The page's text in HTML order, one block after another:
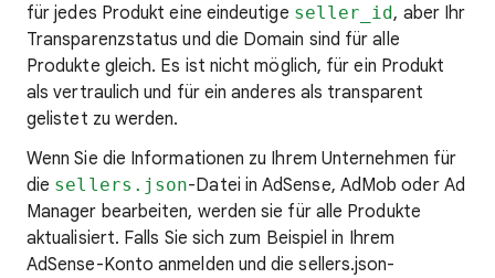
für jedes Produkt eine eindeutige seller_id, aber Ihr
Transparenzstatus und die Domain sind für alle
Produkte gleich. Es ist nicht möglich, für ein Produkt
als vertraulich und für ein anderes als transparent
gelistet zu werden.
Wenn Sie die Informationen zu Ihrem Unternehmen für
die sellers.json-Datei in AdSense, AdMob oder Ad
Manager bearbeiten, werden sie für alle Produkte
aktualisiert. Falls Sie sich zum Beispiel in Ihrem
AdSense-Konto anmelden und die sellers.json-